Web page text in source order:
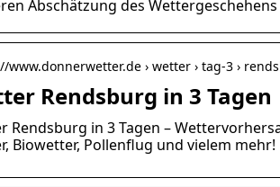
Abschätzung des
www.donnerwetter.de › wetter › tag-3 ›
Rendsburg in 3
Rendsburg in 3 Tagen –
Biowetter, Pollenflug und vielem mehr!